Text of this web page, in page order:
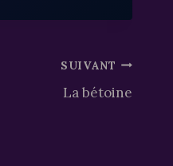
SUIVANT
La bétoine